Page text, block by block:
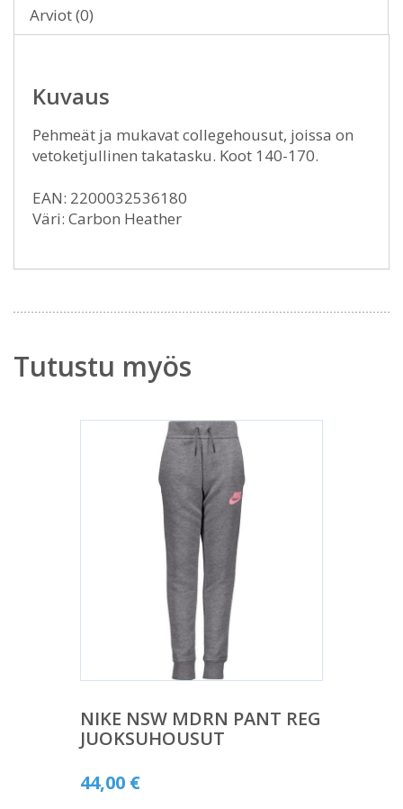
Arviot (0)
Kuvaus
Pehmeät ja mukavat collegehousut, joissa on
vetoketjullinen takatasku. Koot 140-170.
EAN: 2200032536180
Väri: Carbon Heather
Tutustu myös
NIKE NSW MDRN PANT REG
JUOKSUHOUSUT
44,00 €